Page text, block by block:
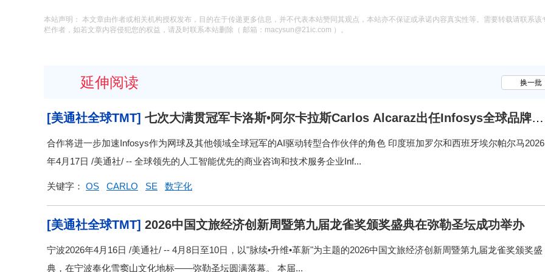
本站声明： 本文章由作者或相关机构授权发布，目的在于传递更多信息，并不代表本站赞同其观点，本站亦不保证或承诺内容真实性等。需要转载请联系该
栏作者，如若文章内容侵犯您的权益，请及时联系本站删除（ 邮箱：macysun@21ic.com ）。
换一批
延伸阅读
[美通社全球TMT] 七次大满贯冠军卡洛斯•阿尔卡拉斯Carlos Alcaraz出任Infosys全球品牌大
使
合作将进一步加速Infosys作为网球及其他领域全球冠军的AI驱动转型合作伙伴的角色 印度班加罗尔和西班牙埃尔帕尔马2026
年4月17日 /美通社/ -- 全球领先的人工智能优先的商业咨询和技术服务企业Inf...
关键字： OS CARLO SE 数字化
[美通社全球TMT] 2026中国文旅经济创新周暨第九届龙雀奖颁奖盛典在弥勒圣坛成功举办
宁波2026年4月16日 /美通社/ -- 4月8日至10日，以"脉续•升维•革新"为主题的2026中国文旅经济创新周暨第九届龙雀奖颁奖盛
典，在宁波奉化雪窦山文化地标——弥勒圣坛圆满落幕。 本届...